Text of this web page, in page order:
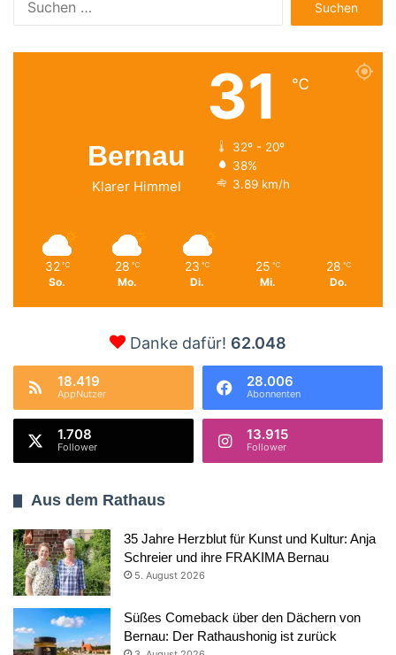
nach:
Bernau
Klarer Himmel
31 ℃
32º - 20º
38%
3.89 km/h
32 ℃
So.
28 ℃
Mo.
23 ℃
Di.
25 ℃
Mi.
28 ℃
Do.
Danke dafür! 62.048
18.419
AppNutzer
28.006
Abonnenten
1.708
Follower
13.915
Follower
Aus dem Rathaus
35 Jahre Herzblut für Kunst und Kultur: Anja
Schreier und ihre FRAKIMA Bernau
5. August 2026
Süßes Comeback über den Dächern von
Bernau: Der Rathaushonig ist zurück